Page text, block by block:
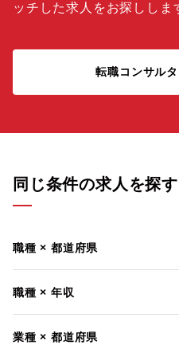
ッチした求人をお探ししま
転職コンサル
同じ条件の求人を探す
職種 × 都道府県
職種 × 年収
業種 × 都道府県